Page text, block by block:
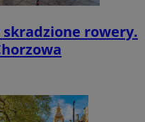
skradzione rowery.